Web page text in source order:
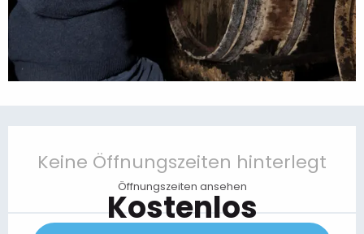
Keine Öffnungszeiten hinterlegt
Öffnungszeiten ansehen
Kostenlos